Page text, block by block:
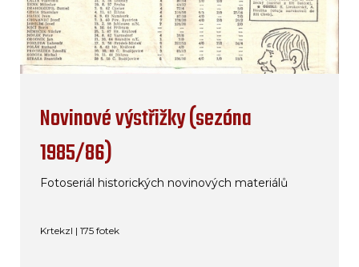
Novinové výstřižky (sezóna
1985/86)
Fotoseriál historických novinových materiálů
Krtekzl | 175 fotek